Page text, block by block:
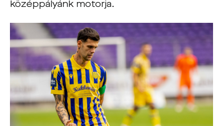
középpályánk motorja.